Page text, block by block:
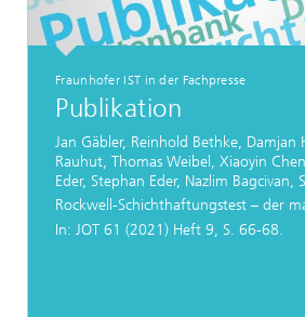
Fraunhofer IST in der Fachpresse
Publikation
Jan Gäbler, Reinhold Bethke, Damjan
Rauhut, Thomas Weibel, Xiaoyin
Eder, Stephan Eder, Nazlim Bagcivan,
Rockwell-Schichthaftungstest – der
In: JOT 61 (2021) Heft 9, S. 66-68.